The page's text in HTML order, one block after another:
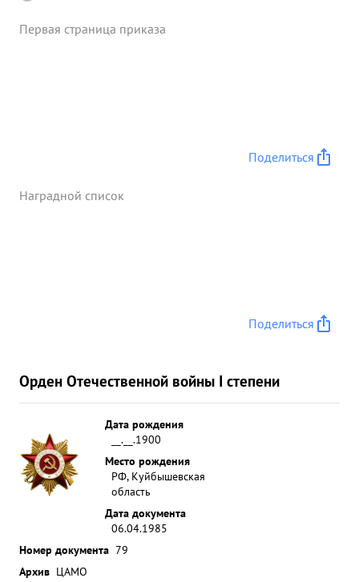
Первая страница приказа
Поделиться
Наградной список
Поделиться
Орден Отечественной войны I степени
Дата рождения
__.__.1900
Место рождения
РФ, Куйбышевская
область
Дата документа
06.04.1985
Номер документа 79
Архив ЦАМО